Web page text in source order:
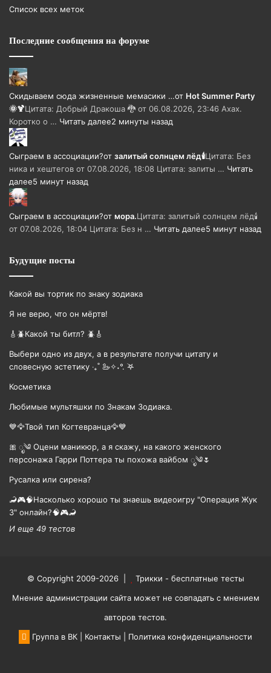
Список всех меток
Последние сообщения на форуме
Скидываем сюда жизненные мемасики …от Hot Summer Party
🌞🍹Цитата: Добрый Дракоша 🐉 от 06.08.2026, 23:46 Ахах.
Коротко о … Читать далее2 минуты назад
Сыграем в ассоциации?от залитый солнцем лёд🕯Цитата: Без
ника и хештегов от 07.08.2026, 18:08 Цитата: залиты … Читать
далее5 минут назад
Сыграем в ассоциации?от мора.Цитата: залитый солнцем лёд🕯
от 07.08.2026, 18:04 Цитата: Без н … Читать далее5 минут назад
Будущие посты
Какой вы тортик по знаку зодиака
Я не верю, что он мёртв!
🎸🪲Какой ты битл? 🪲🎸
Выбери одно из двух, а в результате получи цитату и
словесную эстетику ‧₊˚ 🦢✧˖°. ࣪𖤐
Косметика
Любимые мультяшки по Знакам Зодиака.
💙🦅Твой тип Когтевранца🦅💙
🎀 ೃ༄ Оцени маникюр, а я скажу, на какого женского
персонажа Гарри Поттера ты похожа вайбом ೃ༄🌷
Русалка или сирена?
🦂🎮🧠Насколько хорошо ты знаешь видеоигру "Операция Жук
3" онлайн?🧠🎮🦂
И еще 49 тестов
© Copyright 2009-2026 |
Трикки - бесплатные тесты
Мнение администрации сайта может не совпадать с мнением
авторов тестов.
Группа в ВК
Контакты Политика конфиденциальности